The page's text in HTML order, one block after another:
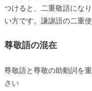
つけると、二重敬語にな
い方です。謙譲語の二重
尊敬語の混在
尊敬語と尊敬の助動詞を
さい